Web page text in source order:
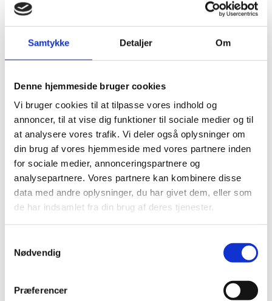
Samtykke Detaljer Om
Denne hjemmeside bruger cookies
Vi bruger cookies til at tilpasse vores indhold og
annoncer, til at vise dig funktioner til sociale medier og til
at analysere vores trafik. Vi deler også oplysninger om
din brug af vores hjemmeside med vores partnere inden
for sociale medier, annonceringspartnere og
analysepartnere. Vores partnere kan kombinere disse
data med andre oplysninger, du har givet dem, eller som
de har indsamlet fra din brug af deres tjenester.
Nødvendig
Præferencer
Seminaret er organiseret sammen med
EuroAppMobility, der er en NGO, der arbejder med at
skabe internationale forbindelser mellem
Praktisk
Seminaret foregår på engelsk.
Uddannelses- og Forskningsstyrelsen har mulighed for
at sende op til fem deltagere til seminaret. For at
komme i betragtning skal du udfylde nedenstående
ansøgningsskema, hvor du begrunder din motivation
for at deltage.
programmet.
Ansøgningsfrist